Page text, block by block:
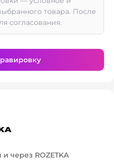
товара. После
согласования.
через ROZETKA